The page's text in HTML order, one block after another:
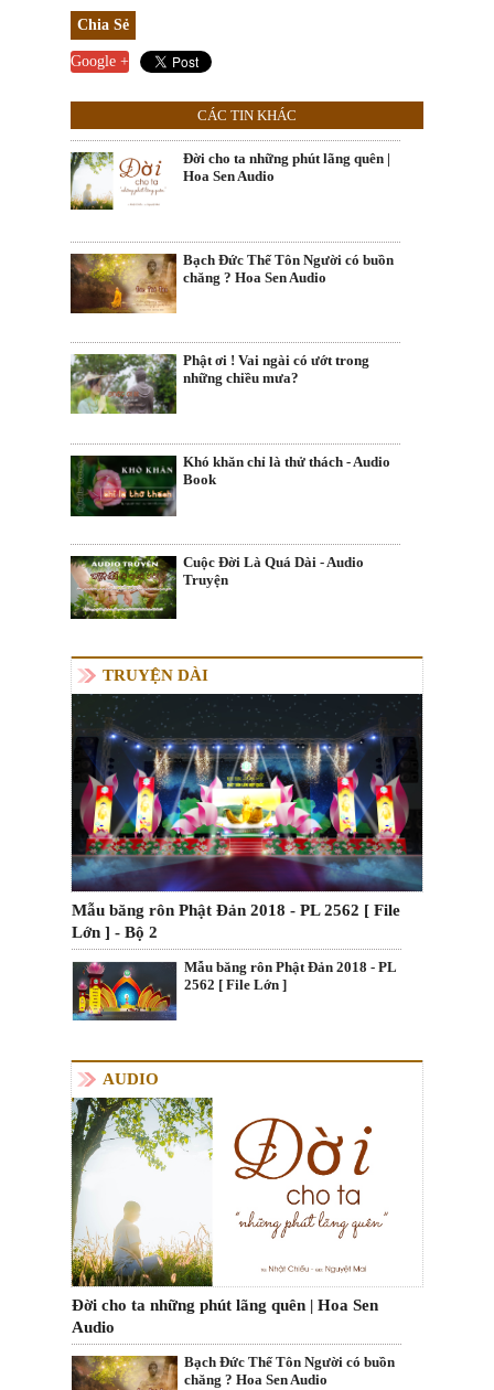
Chia Sẻ
Google +
CÁC TIN KHÁC
Đời cho ta những phút lãng quên |
Hoa Sen Audio
Bạch Đức Thế Tôn Người có buồn
chăng ? Hoa Sen Audio
Phật ơi ! Vai ngài có ướt trong
những chiều mưa?
Khó khăn chỉ là thử thách - Audio
Book
Cuộc Đời Là Quá Dài - Audio
Truyện
TRUYỆN DÀI
Mẫu băng rôn Phật Đản 2018 - PL 2562 [ File
Lớn ] - Bộ 2
Mẫu băng rôn Phật Đản 2018 - PL
2562 [ File Lớn ]
AUDIO
Đời cho ta những phút lãng quên | Hoa Sen
Audio
Bạch Đức Thế Tôn Người có buồn
chăng ? Hoa Sen Audio